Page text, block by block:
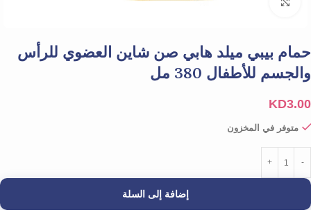
حمام بيبي ميلد هابي صن شاين العضوي للرأس
والجسم للأطفال 380 مل
KD3.00
متوفر في المخزون
إضافة إلى السلة